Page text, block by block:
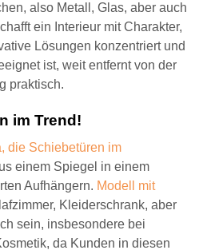
also Metall, Glas, aber auch
ein Interieur mit Charakter,
Lösungen konzentriert und
ist, weit entfernt von der
praktisch.
im Trend!
die Schiebetüren im
einem Spiegel in einem
Aufhängern. Modell mit
Kleiderschrank, aber
sein, insbesondere bei
da Kunden in diesen